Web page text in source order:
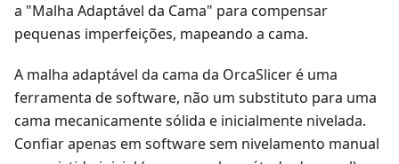
a "Malha Adaptável da Cama" para compensar
pequenas imperfeições, mapeando a cama.
A malha adaptável da cama da OrcaSlicer é uma
ferramenta de software, não um substituto para uma
cama mecanicamente sólida e inicialmente nivelada.
Confiar apenas em software sem nivelamento manual